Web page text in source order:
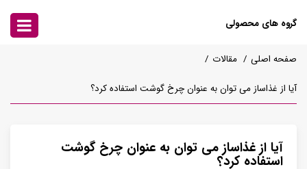
گروه های محصولی
صفحه اصلی مقالات
آیا از غذاساز می توان به عنوان چرخ گوشت استفاده کرد؟
آیا از غذاساز می توان به عنوان چرخ گوشت
استفاده کرد؟